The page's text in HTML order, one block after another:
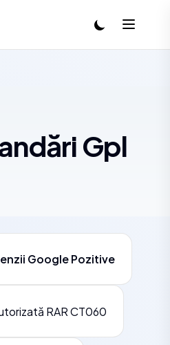
Gpl
Google Pozitive
RAR CT060